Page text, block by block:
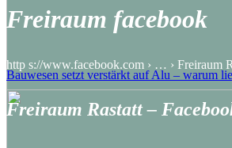
Bauwesen setzt verstärkt auf Alu – warum
Freiraum facebook
http s://www.facebook.com › … › Freiraum
Freiraum Rastatt –